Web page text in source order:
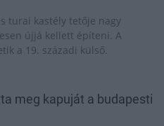
turai kastély tetője nagy
újjá kellett építeni. A
a 19. századi külső.
meg kapuját a budapesti